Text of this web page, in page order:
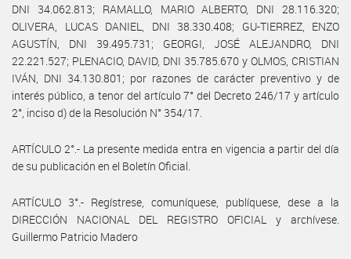
DNI 34.062.813; RAMALLO, MARIO ALBERTO, DNI 28.116.320;
OLIVERA, LUCAS DANIEL, DNI 38.330.408; GU-TIERREZ, ENZO
AGUSTÍN, DNI 39.495.731; GEORGI, JOSÉ ALEJANDRO, DNI
22.221.527; PLENACIO, DAVID, DNI 35.785.670 y OLMOS, CRISTIAN
IVÁN, DNI 34.130.801; por razones de carácter preventivo y de
interés público, a tenor del artículo 7° del Decreto 246/17 y artículo
2°, inciso d) de la Resolución N° 354/17.
ARTÍCULO 2°.- La presente medida entra en vigencia a partir del día
de su publicación en el Boletín Oficial.
ARTÍCULO 3°.- Regístrese, comuníquese, publíquese, dese a la
DIRECCIÓN NACIONAL DEL REGISTRO OFICIAL y archívese.
Guillermo Patricio Madero